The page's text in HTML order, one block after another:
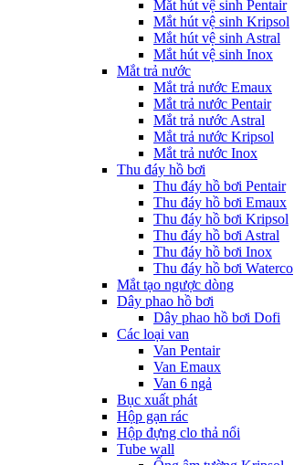
Mắt hút vệ sinh Pentair
Mắt hút vệ sinh Kripsol
Mắt hút vệ sinh Astral
Mắt hút vệ sinh Inox
Mắt trả nước
Mắt trả nước Emaux
Mắt trả nước Pentair
Mắt trả nước Astral
Mắt trả nước Kripsol
Mắt trả nước Inox
Thu đáy hồ bơi
Thu đáy hồ bơi Pentair
Thu đáy hồ bơi Emaux
Thu đáy hồ bơi Kripsol
Thu đáy hồ bơi Astral
Thu đáy hồ bơi Inox
Thu đáy hồ bơi Waterco
Mắt tạo ngược dòng
Dây phao hồ bơi
Dây phao hồ bơi Dofi
Các loại van
Van Pentair
Van Emaux
Van 6 ngả
Bục xuất phát
Hộp gạn rác
Hộp đựng clo thả nổi
Tube wall